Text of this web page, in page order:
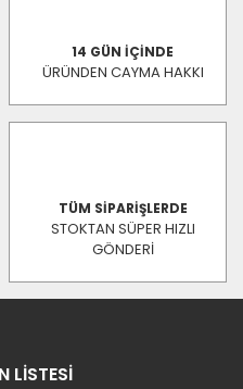
14 GÜN İÇİNDE
ÜRÜNDEN CAYMA HAKKI
TÜM SİPARİŞLERDE
STOKTAN SÜPER HIZLI
GÖNDERİ
LİSTESİ